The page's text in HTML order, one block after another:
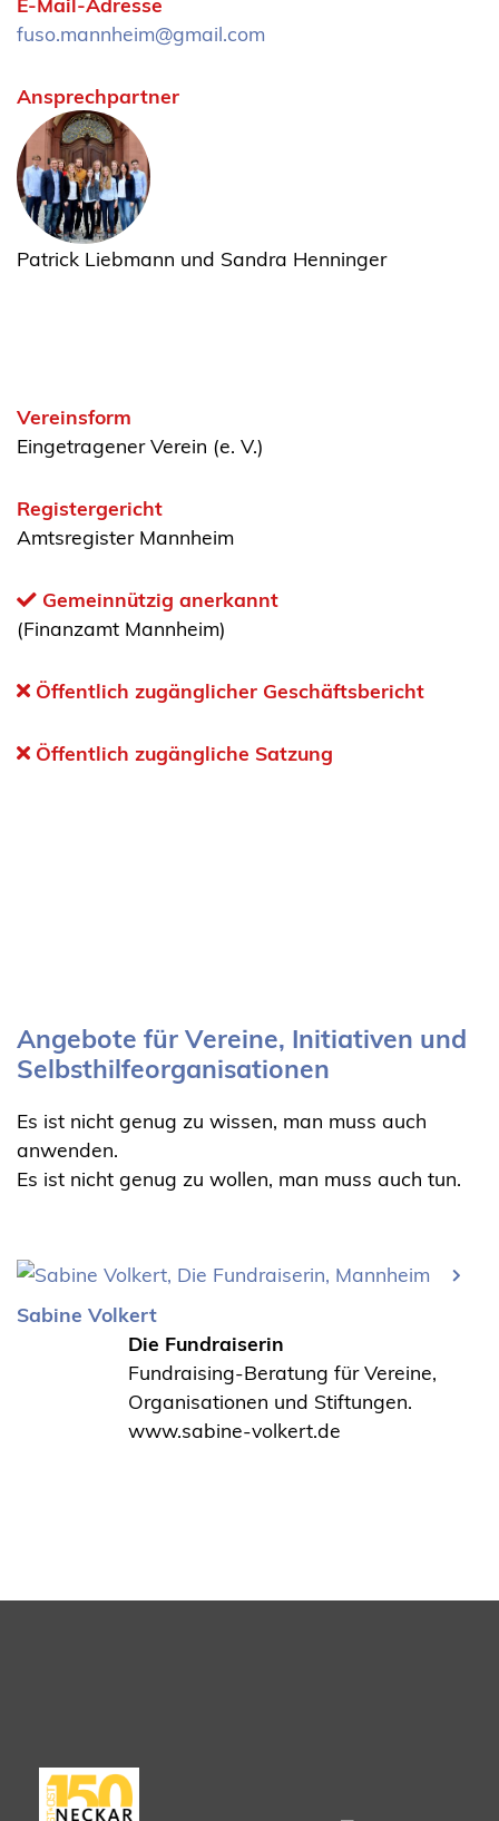
fuso.mannheim@gmail.com
Ansprechpartner
Patrick Liebmann und Sandra Henninger
Vereinsform
Eingetragener Verein (e. V.)
Registergericht
Amtsregister Mannheim
Gemeinnützig anerkannt
(Finanzamt Mannheim)
Öffentlich zugänglicher Geschäftsbericht
Öffentlich zugängliche Satzung
Angebote für Vereine, Initiativen und
Selbsthilfeorganisationen
Es ist nicht genug zu wissen, man muss auch
anwenden.
Es ist nicht genug zu wollen, man muss auch tun.
Sabine Volkert
Die Fundraiserin
Fundraising-Beratung für Vereine,
Organisationen und Stiftungen.
www.sabine-volkert.de